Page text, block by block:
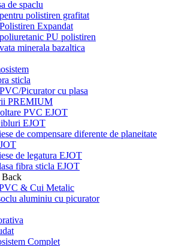
de spaclu
polistiren grafitat
Expandat
PU polistiren
minerala bazaltica
sticla
Picurator cu plasa
PREMIUM
PVC EJOT
EJOT
de compensare diferente de planeitate
de legatura EJOT
fibra sticla EJOT
Back
& Cui Metalic
aluminiu cu picurator
Complet